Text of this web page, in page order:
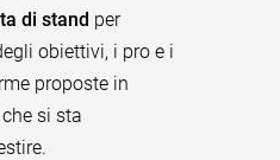
di stand per
obiettivi, i pro e i
proposte in
si sta